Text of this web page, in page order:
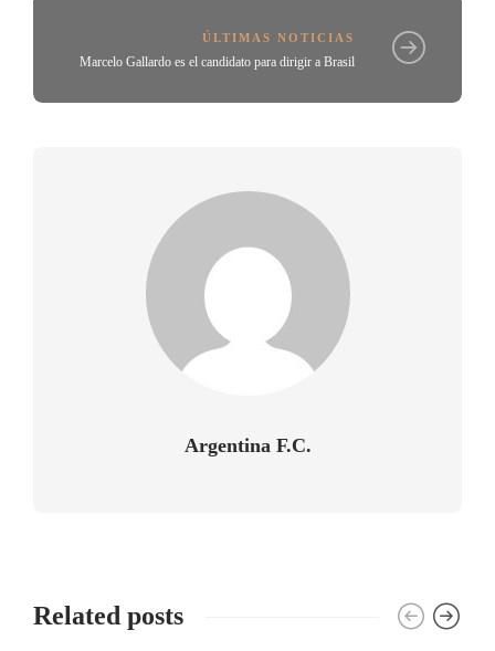
ÚLTIMAS NOTICIAS
Marcelo Gallardo es el candidato para dirigir a Brasil
Argentina F.C.
Related posts